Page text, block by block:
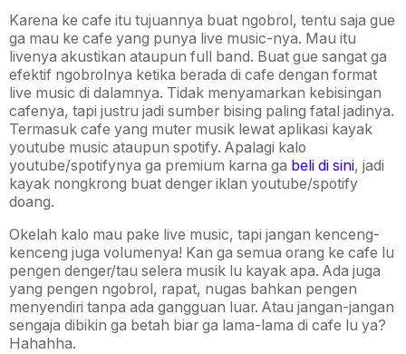
Karena ke cafe itu tujuannya buat ngobrol, tentu saja gue
ga mau ke cafe yang punya live music-nya. Mau itu
livenya akustikan ataupun full band. Buat gue sangat ga
efektif ngobrolnya ketika berada di cafe dengan format
live music di dalamnya. Tidak menyamarkan kebisingan
cafenya, tapi justru jadi sumber bising paling fatal jadinya.
Termasuk cafe yang muter musik lewat aplikasi kayak
youtube music ataupun spotify. Apalagi kalo
youtube/spotifynya ga premium karna ga beli di sini, jadi
kayak nongkrong buat denger iklan youtube/spotify
doang.
Okelah kalo mau pake live music, tapi jangan kenceng-
kenceng juga volumenya! Kan ga semua orang ke cafe lu
pengen denger/tau selera musik lu kayak apa. Ada juga
yang pengen ngobrol, rapat, nugas bahkan pengen
menyendiri tanpa ada gangguan luar. Atau jangan-jangan
sengaja dibikin ga betah biar ga lama-lama di cafe lu ya?
Hahahha.